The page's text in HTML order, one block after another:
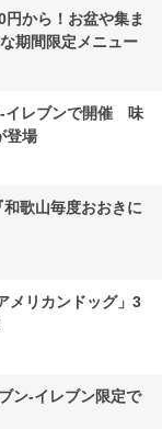
から！お盆や集ま
期間限定メニュー
-イレブンで開催 味
登場
歌山毎度おおきに
メリカンドッグ」3
ン‐イレブン限定で